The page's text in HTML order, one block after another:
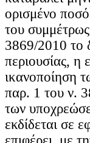
ορισμένο
του
3869/2010 το
περιουσίας, η
ικανοποίηση
παρ. 1 του ν.
των
εκδίδεται σε